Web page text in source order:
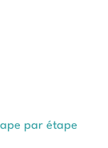
par étape